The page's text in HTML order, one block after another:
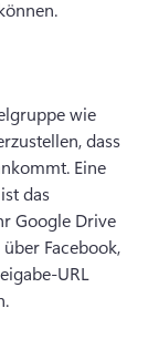
wie
dass
Eine
das
Google Drive
Facebook,
URL